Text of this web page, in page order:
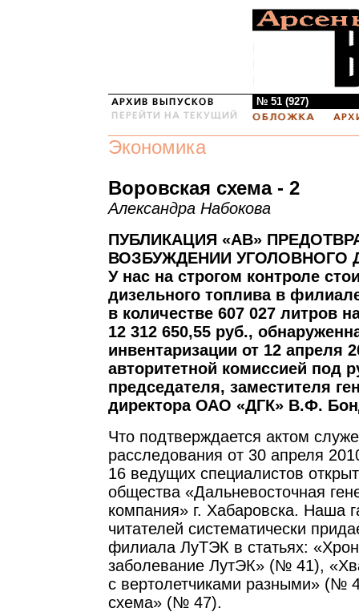
№ 51 (927)
Экономика
Воровская схема - 2
Александра Набокова
ПУБЛИКАЦИЯ «АВ»
ВОЗБУЖДЕНИИ УГОЛОВНОГО
У нас на строгом контроле
дизельного топлива в
в количестве 607 027 литров
12 312 650,55 руб.,
инвентаризации от 12 апреля
авторитетной комиссией под
председателя, заместителя
директора ОАО «ДГК» В.Ф.
Что подтверждается актом
расследования от 30 апреля
16 ведущих специалистов
общества «Дальневосточная
компания» г. Хабаровска. Наша
читателей систематически
филиала ЛуТЭК в статьях:
заболевание ЛутЭК» (№ 41),
с вертолетчиками разными» (№
схема» (№ 47).